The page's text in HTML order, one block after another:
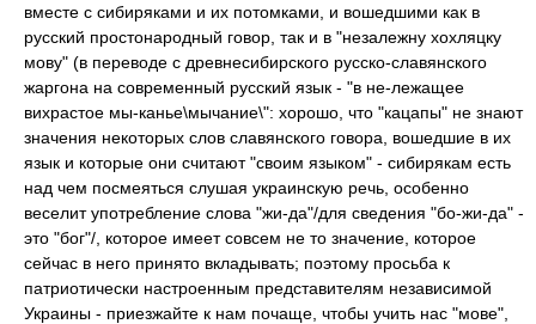
вместе с сибиряками и их потомками, и вошедшими как в
русский простонародный говор, так и в "незалежну хохляцку
мову" (в переводе с древнесибирского русско-славянского
жаргона на современный русский язык - "в не-лежащее
вихрастое мы-канье\мычание\": хорошо, что "кацапы" не знают
значения некоторых слов славянского говора, вошедшие в их
язык и которые они считают "своим языком" - сибирякам есть
над чем посмеяться слушая украинскую речь, особенно
веселит употребление слова "жи-да"/для сведения "бо-жи-да" -
это "бог"/, которое имеет совсем не то значение, которое
сейчас в него принято вкладывать; поэтому просьба к
патриотически настроенным представителям независимой
Украины - приезжайте к нам почаще, чтобы учить нас "мове",